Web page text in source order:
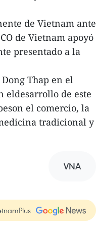
de Vietnam ante
de Vietnam apoyó
presentado a la
Thap en el
eldesarrollo de este
el comercio, la
tradicional y
VNA